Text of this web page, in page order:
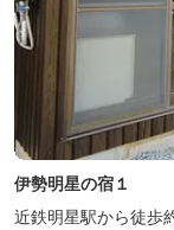
伊勢明星の宿１
近鉄明星駅から徒歩